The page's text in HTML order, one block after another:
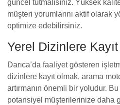
güncel tutmalısınız. Yüksek
müşteri yorumlarını aktif olarak
optimize edebilirsiniz.
Yerel Dizinlere
Darıca’da faaliyet gösteren
dizinlere kayıt olmak, arama
artırmanın önemli bir yoludur.
potansiyel müşterilerinize daha